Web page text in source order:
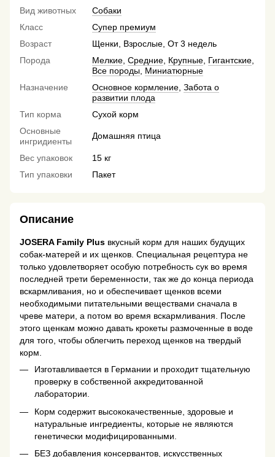
Вид животных
Собаки
Класс
Супер премиум
Возраст
Щенки, Взрослые, От 3 недель
Порода
Мелкие Средние Крупные Гигантские
Все породы Миниатюрные
Назначение
Основное кормление Забота о
развитии плода
Тип корма
Сухой корм
Основные
ингридиенты
Домашняя птица
Вес упаковок
15 кг
Тип упаковки
Пакет
Описание
JOSERA Family Plus вкусный корм для наших будущих
собак-матерей и их щенков. Специальная рецептура не
только удовлетворяет особую потребность сук во время
последней трети беременности, так же до конца периода
вскармливания, но и обеспечивает щенков всеми
необходимыми питательными веществами сначала в
чреве матери, а потом во время вскармливания. После
этого щенкам можно давать крокеты размоченные в воде
для того, чтобы облегчить переход щенков на твердый
корм.
Изготавливается в Германии и проходит тщательную
проверку в собственной аккредитованной
лаборатории.
Корм содержит высококачественные, здоровые и
натуральные ингредиенты, которые не являются
генетически модифицированными.
БЕЗ добавления консервантов, искусственных